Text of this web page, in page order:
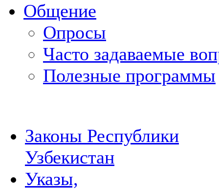
Общение
Опросы
Часто задаваемые
Полезные программы
Законы Республики
Узбекистан
Указы,